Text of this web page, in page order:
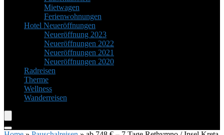
Mietwagen
Ferienwohnungen
Hotel Neueröffnungen
Neueröffnung 2023
Neueröffnungen 2022
Neueröffnungen 2021
Neueröffnungen 2020
Radreisen
Therme
Wellness
Wanderreisen